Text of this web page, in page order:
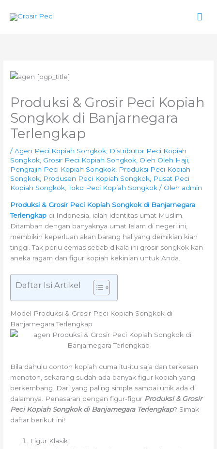
Produksi & Grosir Peci Kopiah
Songkok di Banjarnegara
Terlengkap
/Agen Peci Kopiah Songkok, Distributor Peci Kopiah
Songkok, Grosir Peci Kopiah Songkok, Oleh Oleh Haji,
Pengrajin Peci Kopiah Songkok, Produksi Peci Kopiah
Songkok, Produsen Peci Kopiah Songkok, Pusat Peci
Kopiah Songkok,Toko Peci Kopiah Songkok / Oleh admin
Produksi & Grosir Peci Kopiah Songkok di Banjarnegara
Terlengkap di Indonesia, ialah identitas umat Muslim.
Ditambah dengan banyaknya umat Islam di negeri ini,
membikin keperluan akan barang hal yang demikian kian
tinggi. Tak perlu cemas sebab dikala ini grosir songkok kan
aneka ragam dan figur kopiah kekinian untuk Anda.
Daftar Isi Artikel
Model Produksi & Grosir Peci Kopiah Songkok di
Banjarnegara Terlengkap
Bila dahulu contoh kopiah cuma itu-itu saja dan terkesan
monoton, sekarang sudah ada banyak figur kopiah yang
berkembang. Dari yang paling simple sampai unik ada di
dalamnya. Penasaran dengan figur-figur Produksi & Grosir
Peci Kopiah Songkok di Banjarnegara Terlengkap? Simak
daftar berikut ini!
Figur Klasik